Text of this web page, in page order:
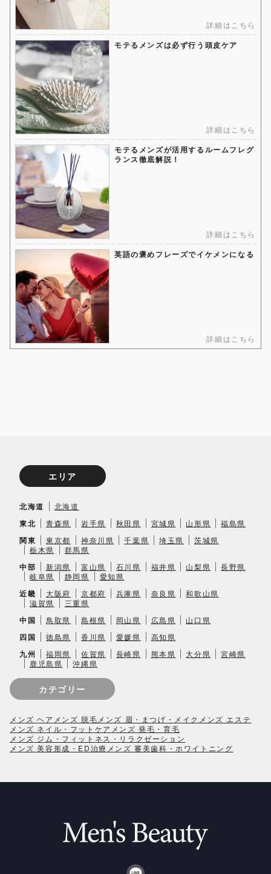
詳細はこちら
モテるメンズは必ず行う頭皮ケア
詳細はこちら
モテるメンズが活用するルームフレグ
ランス徹底解説！
詳細はこちら
英語の褒めフレーズでイケメンになる
詳細はこちら
エリア
北海道 北海道
東北 青森県 岩手県 秋田県 宮城県 山形県 福島県
関東 東京都 神奈川県 千葉県 埼玉県
茨城県
栃木県
群馬県
中部 新潟県 富山県 石川県 福井県 山梨県
長野県
岐阜県
静岡県 愛知県
近畿 大阪府 京都府 兵庫県 奈良県
和歌山県
滋賀県
三重県
中国 鳥取県 島根県 岡山県 広島県 山口県
四国 徳島県 香川県 愛媛県 高知県
九州 福岡県 佐賀県 長崎県 熊本県 大分県
宮崎県
鹿児島県
沖縄県
カテゴリー
メンズ ヘア メンズ 脱毛 メンズ 眉・まつげ・メイク メンズ エステ
メンズ ネイル・フットケア メンズ 発毛・育毛
メンズ ジム・フィットネス・リラクゼーション
メンズ 美容形成・ED治療 メンズ 審美歯科・ホワイトニング